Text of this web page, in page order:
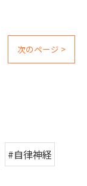
次のページ >
#自律神経